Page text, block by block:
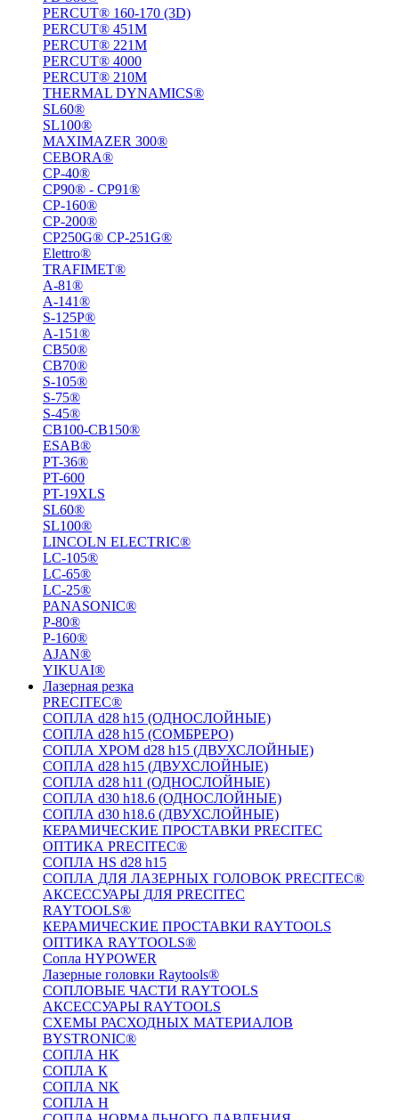
PERCUT® 160-170 (3D)
PERCUT® 451M
PERCUT® 221М
PERCUT® 4000
PERCUT® 210M
THERMAL DYNAMICS®
SL60®
SL100®
MAXIMAZER 300®
CEBORA®
CP-40®
CP90® - СP91®
CP-160®
CP-200®
CP250G® CP-251G®
Elettro®
TRAFIMET®
A-81®
A-141®
S-125P®
A-151®
СВ50®
СВ70®
S-105®
S-75®
S-45®
СВ100-СВ150®
ESAB®
PT-36®
PT-600
PT-19XLS
SL60®
SL100®
LINCOLN ELECTRIC®
LC-105®
LC-65®
LC-25®
PANASONIC®
P-80®
P-160®
AJAN®
YIKUAI®
Лазерная резка
PRECITEC®
СОПЛА d28 h15 (ОДНОСЛОЙНЫЕ)
СОПЛА d28 h15 (СОМБРЕРО)
СОПЛА ХРОМ d28 h15 (ДВУХСЛОЙНЫЕ)
СОПЛА d28 h15 (ДВУХСЛОЙНЫЕ)
СОПЛА d28 h11 (ОДНОСЛОЙНЫЕ)
СОПЛА d30 h18.6 (ОДНОСЛОЙНЫЕ)
СОПЛА d30 h18.6 (ДВУХСЛОЙНЫЕ)
КЕРАМИЧЕСКИЕ ПРОСТАВКИ PRECITEC
ОПТИКА PRECITEC®
СОПЛА HS d28 h15
СОПЛА ДЛЯ ЛАЗЕРНЫХ ГОЛОВОК PRECITEC®
АКСЕССУАРЫ ДЛЯ PRECITEC
RAYTOOLS®
КЕРАМИЧЕСКИЕ ПРОСТАВКИ RAYTOOLS
ОПТИКА RAYTOOLS®
Сопла HYPOWER
Лазерные головки Raytools®
СОПЛОВЫЕ ЧАСТИ RAYTOOLS
АКСЕССУАРЫ RAYTOOLS
СХЕМЫ РАСХОДНЫХ МАТЕРИАЛОВ
BYSTRONIC®
СОПЛА HK
СОПЛА К
СОПЛА NK
СОПЛА H